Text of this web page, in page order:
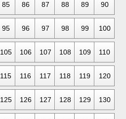
85 86 87 88 89 90
95 96 97 98 99 100
105 106 107 108 109 110
115 116 117 118 119 120
125 126 127 128 129 130